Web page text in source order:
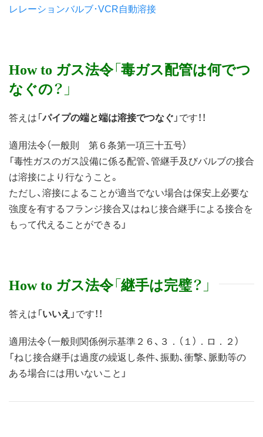
レレーションバルブ･VCR自動溶接
How to ガス法令「毒ガス配管は何でつ
なぐの？」
答えは「パイプの端と端は溶接でつなぐ 」です！！
適用法令（一般則 第６条第一項三十五号）
「毒性ガスのガス設備に係る配管、管継手及びバルブの接合
は溶接により行なうこと。
ただし、溶接によることが適当でない場合は保安上必要な
強度を有するフランジ接合又はねじ接合継手による接合を
もって代えることができる」
How to ガス法令「継手は完璧？」
答えは「いいえ 」です！！
適用法令（一般則関係例示基準２６、３．（１）．ロ．２）
「ねじ接合継手は過度の繰返し条件、振動、衝撃、脈動等の
ある場合には用いないこと」